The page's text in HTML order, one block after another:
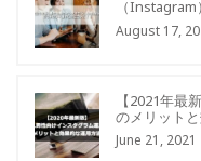
（
August 17,
【2021年最
のメリット
June 21, 2021